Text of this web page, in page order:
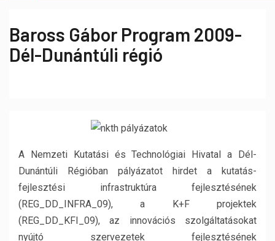
Baross Gábor Program 2009-
Dél-Dunántúli régió
A Nemzeti Kutatási és Technológiai Hivatal a Dél-
Dunántúli Régióban pályázatot hirdet a kutatás-
fejlesztési infrastruktúra fejlesztésének
(REG_DD_INFRA_09), a K+F projektek
(REG_DD_KFI_09), az innovációs szolgáltatásokat
nyújtó szervezetek fejlesztésének